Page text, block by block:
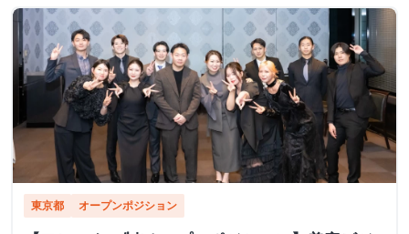
東京都 オープンポジション